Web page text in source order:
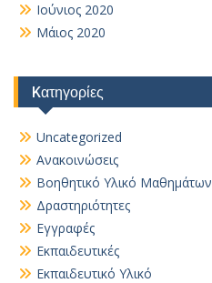
Ιούνιος 2020
Μάιος 2020
Kατηγορίες
Uncategorized
Ανακοινώσεις
Βοηθητικό Yλικό Mαθημάτων
Δραστηριότητες
Εγγραφές
Εκπαιδευτικές
Εκπαιδευτικό Υλικό